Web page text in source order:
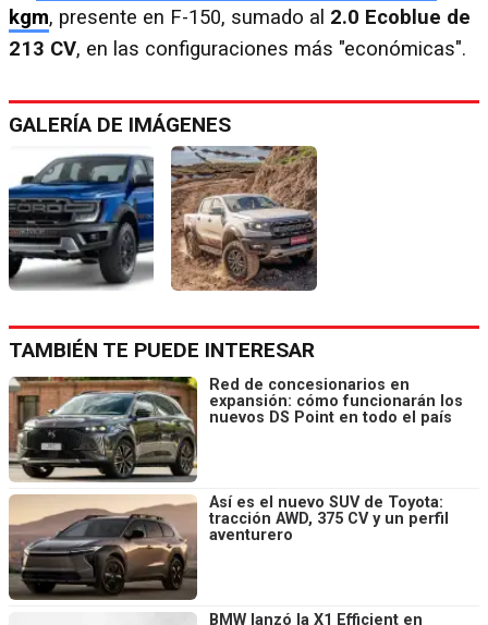
kgm, presente en F-150, sumado al 2.0 Ecoblue de
213 CV, en las configuraciones más "económicas".
GALERÍA DE IMÁGENES
TAMBIÉN TE PUEDE INTERESAR
Red de concesionarios en
expansión: cómo funcionarán los
nuevos DS Point en todo el país
Así es el nuevo SUV de Toyota:
tracción AWD, 375 CV y un perfil
aventurero
BMW lanzó la X1 Efficient en